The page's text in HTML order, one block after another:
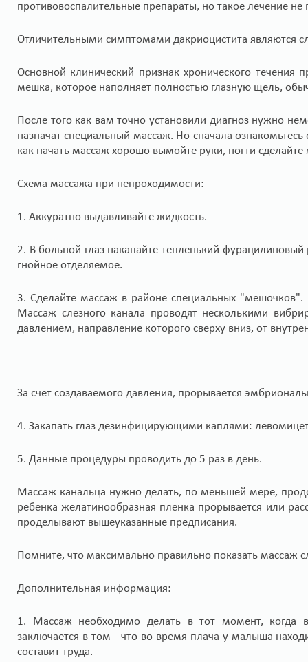
противовоспалительные препараты, но такое лечение
Отличительными симптомами дакриоцистита являются
Основной клинический признак хронического течения
мешка, которое наполняет полностью глазную щель,
После того как вам точно установили диагноз нужно
назначат специальный массаж. Но сначала
как начать массаж хорошо вымойте руки, ногти
Схема массажа при непроходимости:
1. Аккуратно выдавливайте жидкость.
2. В больной глаз накапайте тепленький
гнойное отделяемое.
3. Сделайте массаж в районе специальных
Массаж слезного канала проводят несколькими
давлением, направление которого сверху вниз, от
За счет создаваемого давления, прорывается
4. Закапать глаз дезинфицирующими каплями:
5. Данные процедуры проводить до 5 раз в день.
Массаж канальца нужно делать, по меньшей мере,
ребенка желатинообразная пленка прорывается или
проделывают вышеуказанные предписания.
Помните, что максимально правильно показать массаж
Дополнительная информация:
1. Массаж необходимо делать в тот момент, когда
заключается в том - что во время плача у малыша
составит труда.